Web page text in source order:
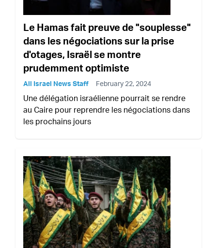
Le Hamas fait preuve de "souplesse"
dans les négociations sur la prise
d'otages, Israël se montre
prudemment optimiste
All Israel News Staff February 22, 2024
Une délégation israélienne pourrait se rendre
au Caire pour reprendre les négociations dans
les prochains jours